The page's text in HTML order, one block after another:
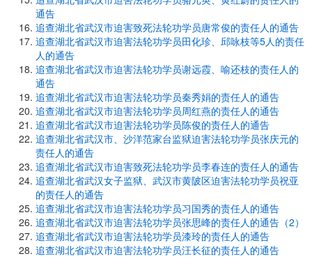
通告
追查湖北省武汉市迫害致死法轮功学员唐常俊的责任人的通告
追查湖北省武汉市迫害法轮功学员田化珍、邱咏枝等5人的责任
人的通告
追查湖北省武汉市迫害法轮功学员谢远霞、喻还枝的责任人的
通告
追查湖北省武汉市迫害法轮功学员秦秀娟的责任人的通告
追查湖北省武汉市迫害法轮功学员周红燕的责任人的通告
追查湖北省武汉市迫害法轮功学员陈俊的责任人的通告
追查湖北省武汉市、沙洋范家台监狱迫害法轮功学员张庆元的
责任人的通告
追查湖北省武汉市迫害致死法轮功学员李春连的责任人的通告
追查湖北省武汉女子监狱、武汉市黄陂区迫害法轮功学员祝亚
的责任人的通告
追查湖北省武汉市迫害法轮功学员习国秀的责任人的通告
追查湖北省武汉市迫害法轮功学员张思峰的责任人的通告（2）
追查湖北省武汉市迫害法轮功学员漆玲的责任人的通告
追查湖北省武汉市迫害法轮功学员汪长征的责任人的通告